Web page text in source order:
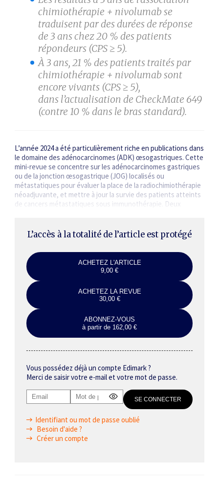
chimiothérapie + nivolumab se
traduisent par des durées de réponse
de 3 ans chez 20 % des patients
répondeurs (CPS ≥ 5).
À 3 ans, 21 % des patients traités par
chimiothérapie + nivolumab sont
encore vivants (CPS ≥ 5),
dans l’actualisation de CheckMate 649
(contre 10 % dans le bras standard).
L’année 2024 a été particulièrement riche en publications dans
le domaine des adénocarcinomes (ADK) œsogastriques. Cette
mini-revue se concentre sur les adénocarcinomes gastriques
ou de la jonction œsogastrique (JOG) localisés ou
métastatiques pour évaluer la place de la radiochimiothérapie
néoadjuvante, et mettre à jour la survie des patients atteints
de cancers métastatiques sous immunothérapie. Deux
L’accès à la totalité de l’article est protégé
ACHETEZ L'ARTICLE
9,00 €
ACHETEZ LA REVUE
30,00 €
ABONNEZ-VOUS
à partir de 162,00 €
Vous possédez déjà un compte Edimark ?
Merci de saisir votre e-mail et votre mot de passe.
Identifiant ou mot de passe oublié
Besoin d'aide ?
Créer un compte